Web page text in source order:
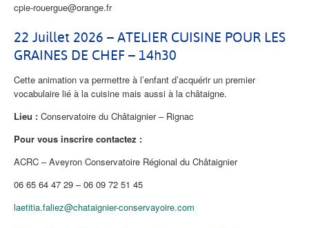
cpie-rouergue@orange.fr
22 Juillet 2026 – ATELIER CUISINE POUR LES
GRAINES DE CHEF – 14h30
Cette animation va permettre à l’enfant d’acquérir un premier
vocabulaire lié à la cuisine mais aussi à la châtaigne.
Lieu : Conservatoire du Châtaignier – Rignac
Pour vous inscrire contactez :
ACRC – Aveyron Conservatoire Régional du Châtaignier
06 65 64 47 29 – 06 09 72 51 45
laetitia.faliez@chataignier-conservayoire.com